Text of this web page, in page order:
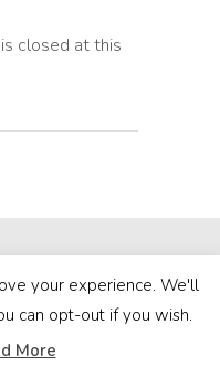
closed at this
your experience. We'll
can opt-out if you wish.
More